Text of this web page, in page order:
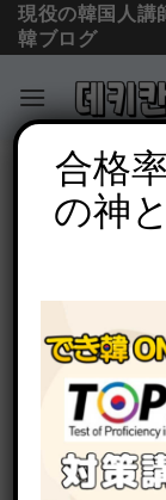
Skip
content
現役の韓国人講
韓ブログ
単語の意味と使い方
「一人で
홀로の意
POSTED ON2021年
合格
の神